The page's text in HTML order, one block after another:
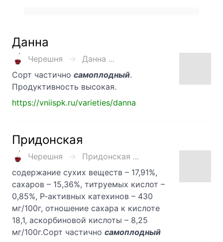
Данна
Черешня
Данна ...
Сорт частично самоплодный.
Продуктивность высокая.
https://vniispk.ru/varieties/danna
Придонская
Черешня
Придонская ...
содержание сухих веществ – 17,91%,
сахаров – 15,36%, титруемых кислот –
0,85%, Р-активных катехинов – 430
мг/100г, отношение сахара к кислоте
18,1, аскорбиновой кислоты – 8,25
мг/100г.Сорт частично самоплодный